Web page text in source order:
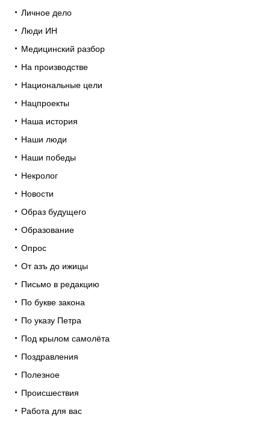
Личное дело
Люди ИН
Медицинский разбор
На производстве
Национальные цели
Нацпроекты
Наша история
Наши люди
Наши победы
Некролог
Новости
Образ будущего
Образование
Опрос
От азъ до ижицы
Письмо в редакцию
По букве закона
По указу Петра
Под крылом самолёта
Поздравления
Полезное
Происшествия
Работа для вас